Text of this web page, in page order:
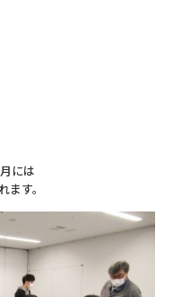
には
す。